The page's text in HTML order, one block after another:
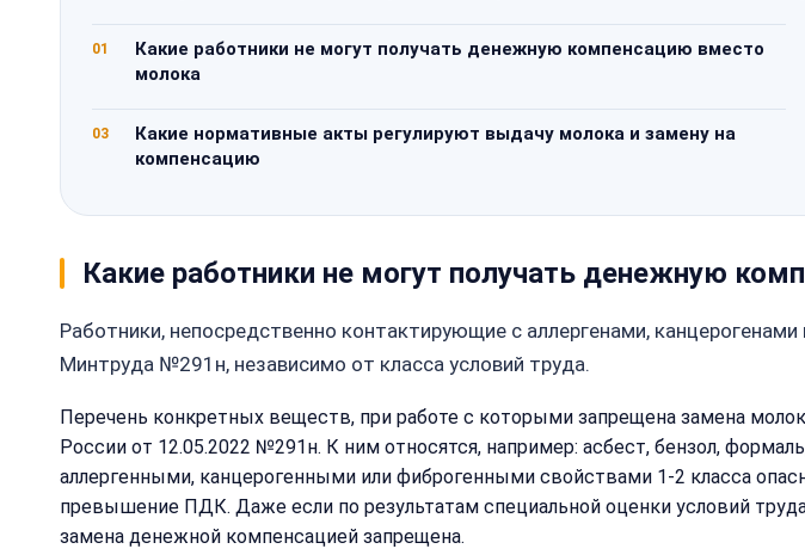
01
Какие работники не могут получать денежную компенсацию вместо
молока
03
Какие нормативные акты регулируют выдачу молока и замену на
компенсацию
Какие работники не могут получать денежную
Работники, непосредственно контактирующие с аллергенами,
Минтруда №291н, независимо от класса условий труда.
Перечень конкретных веществ, при работе с которыми запрещена замена
России от 12.05.2022 №291н. К ним относятся, например: асбест, бензол,
аллергенными, канцерогенными или фиброгенными свойствами 1-2 класса
превышение ПДК. Даже если по результатам специальной оценки условий
замена денежной компенсацией запрещена.